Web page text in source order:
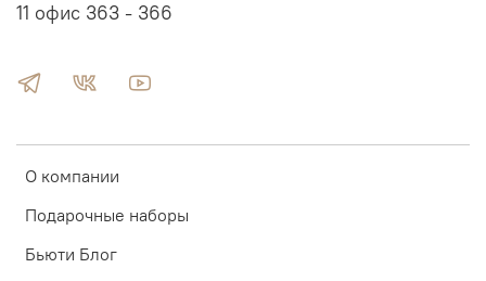
О компании
Подарочные наборы
Бьюти Блог
11 офис 363 - 366